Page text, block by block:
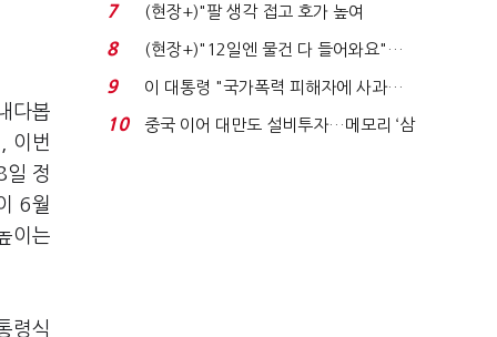
다봅
이번
일 정
6월
이는
령식
7
(현장+)"팔 생각 접고 호가 높여
요"…'덜 똘똘한 한 채' 20...
8
(현장+)"12일엔 물건 다 들어와요"…
빈 매대 채우며 문 연 ...
9
이 대통령 "국가폭력 피해자에 사과…
적극적 조사로 진...
10
중국 이어 대만도 설비투자…메모리 ‘삼